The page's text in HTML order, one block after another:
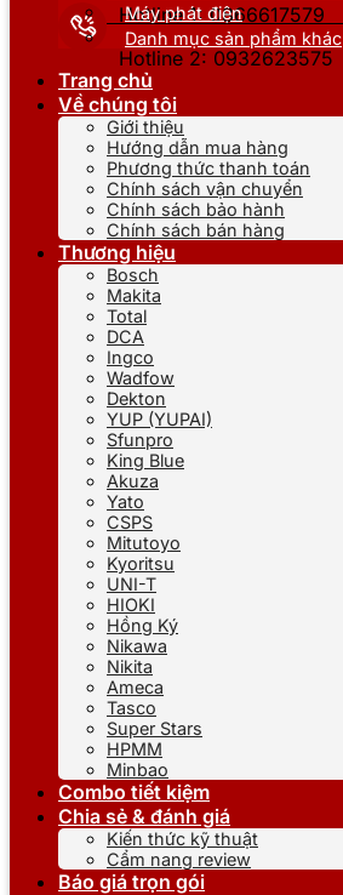
Hotline 1: 0866617579
Hotline 2: 0932623575
Máy phát điện
Danh mục sản phẩm khác
Trang chủ
Về chúng tôi
Giới thiệu
Hướng dẫn mua hàng
Phương thức thanh toán
Chính sách vận chuyển
Chính sách bảo hành
Chính sách bán hàng
Thương hiệu
Bosch
Makita
Total
DCA
Ingco
Wadfow
Dekton
YUP (YUPAI)
Sfunpro
King Blue
Akuza
Yato
CSPS
Mitutoyo
Kyoritsu
UNI-T
HIOKI
Hồng Ký
Nikawa
Nikita
Ameca
Tasco
Super Stars
HPMM
Minbao
Combo tiết kiệm
Chia sẻ & đánh giá
Kiến thức kỹ thuật
Cẩm nang review
Báo giá trọn gói